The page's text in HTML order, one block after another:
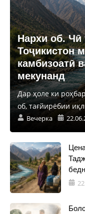
Нархи об. Чӣ
Тоҷикистон
камбизоатӣ
мекунанд
Дар ҳоле ки
об, тағйирёбии
Вечерка